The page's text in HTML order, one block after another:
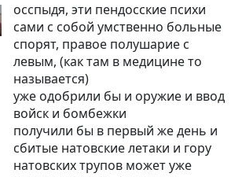
осспыдя, эти пендосские психи
сами с собой умственно больные
спорят, правое полушарие с
левым, (как там в медицине то
называется)
уже одобрили бы и оружие и ввод
войск и бомбежки
получили бы в первый же день и
сбитые натовские летаки и гору
натовских трупов может уже